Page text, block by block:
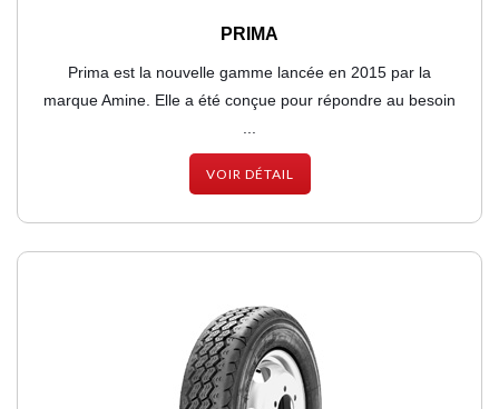
PRIMA
Prima est la nouvelle gamme lancée en 2015 par la
marque Amine. Elle a été conçue pour répondre au besoin
...
VOIR DÉTAIL